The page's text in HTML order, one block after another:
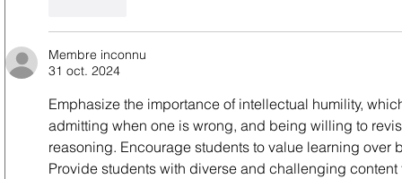
Membre inconnu
31 oct. 2024
Emphasize the importance of intellectual humility,
admitting when one is wrong, and being willing to
reasoning. Encourage students to value learning
Provide students with diverse and challenging